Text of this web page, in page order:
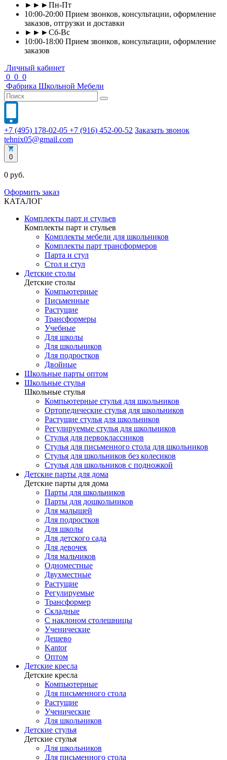
►►►Пн-Пт
10:00-20:00 Прием звонков, консультации, оформление
заказов, отгрузки и доставки
►►►Сб-Вс
10:00-18:00 Прием звонков, консультации, оформление
заказов
Личный кабинет
0 0 0
Фабрика Школьной Мебели
+7 (495) 178-02-05 +7 (916) 452-00-52 Заказать звонок
tehnix05@gmail.com
0
0 руб.
Оформить заказ
КАТАЛОГ
Комплекты парт и стульев
Комплекты парт и стульев
Комплекты мебели для школьников
Комплекты парт трансформеров
Парта и стул
Стол и стул
Детские столы
Детские столы
Компьютерные
Письменные
Растущие
Трансформеры
Учебные
Для школы
Для школьников
Для подростков
Двойные
Школьные парты оптом
Школьные стулья
Школьные стулья
Компьютерные стулья для школьников
Ортопедические стулья для школьников
Растущие стулья для школьников
Регулируемые стулья для школьников
Стулья для первоклассников
Стулья для письменного стола для школьников
Стулья для школьников без колесиков
Стулья для школьников с подножкой
Детские парты для дома
Детские парты для дома
Парты для школьников
Парты для дошкольников
Для малышей
Для подростков
Для школы
Для детского сада
Для девочек
Для мальчиков
Одноместные
Двухместные
Растущие
Регулируемые
Трансформер
Складные
С наклоном столешницы
Ученические
Дешево
Kantor
Оптом
Детские кресла
Детские кресла
Компьютерные
Для письменного стола
Растущие
Ученические
Для школьников
Детские стулья
Детские стулья
Для школьников
Для письменного стола